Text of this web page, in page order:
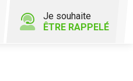
Je souhaite
ÊTRE RAPPELÉ